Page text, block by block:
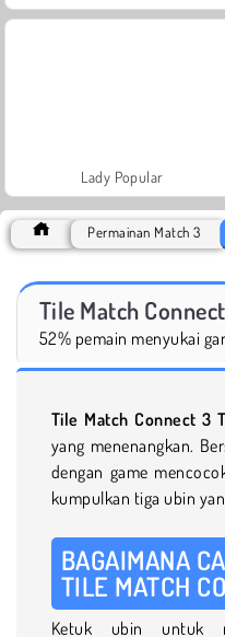
Lady Popular
Permainan Match 3
Tile Match
52% pemain menyukai
Tile Match Connect 3
yang menenangkan.
dengan game
kumpulkan tiga ubin
BAGAIMANA
TILE MATCH
Ketuk ubin untuk